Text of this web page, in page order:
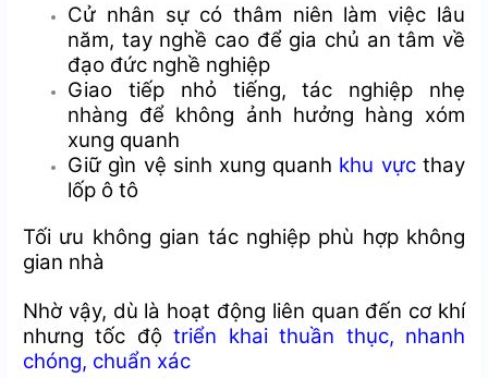
Cử nhân sự có thâm niên làm việc lâu
năm, tay nghề cao để gia chủ an tâm về
đạo đức nghề nghiệp
Giao tiếp nhỏ tiếng, tác nghiệp nhẹ
nhàng để không ảnh hưởng hàng xóm
xung quanh
Giữ gìn vệ sinh xung quanh khu vựcthay
lốp ô tô
Tối ưu không gian tác nghiệp phù hợp không
gian nhà
Nhờ vậy, dù là hoạt động liên quan đến cơ khí
nhưng tốc độtriển khai thuần thục, nhanh
chóng, chuẩn xác